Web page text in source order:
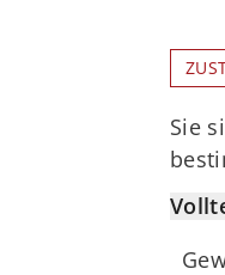
Sie